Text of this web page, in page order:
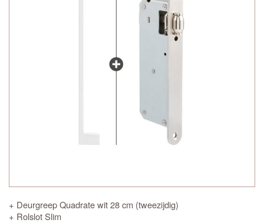
+ Deurgreep Quadrate wit 28 cm (tweezijdig)
+ Rolslot Slim